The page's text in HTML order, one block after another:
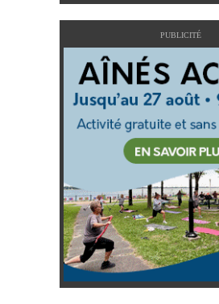
PUBLICITÉ